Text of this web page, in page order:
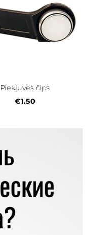
Piekļuves čips
€1.50